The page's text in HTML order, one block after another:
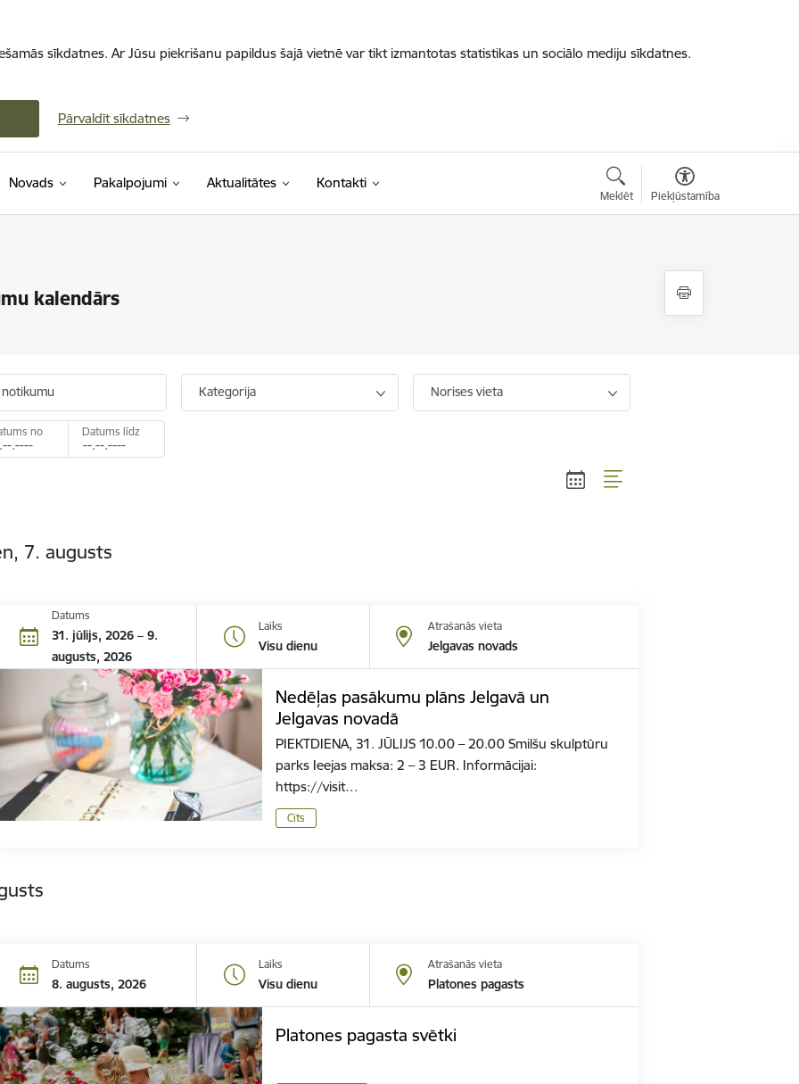
sīkdatnes. Ar Jūsu piekrišanu papildus šajā vietnē var tikt izmantotas statistikas un sociālo mediju sīkdatnes.
Pārvaldīt sīkdatnes
Novads Pakalpojumi Aktualitātes Kontakti
Meklēt Piekļūstamība
kalendārs
Kategorija Norises vieta
no Datums līdz
7. augusts
Datums
31. jūlijs, 2026 – 9.
augusts, 2026
Laiks
Visu dienu
Atrašanās vieta
Jelgavas novads
Nedēļas pasākumu plāns Jelgavā un
Jelgavas novadā
PIEKTDIENA, 31. JŪLIJS 10.00 – 20.00 Smilšu skulptūru
parks Ieejas maksa: 2 – 3 EUR. Informācijai:
https://visit…
Cits
Datums
8. augusts, 2026
Laiks
Visu dienu
Atrašanās vieta
Platones pagasts
Platones pagasta svētki